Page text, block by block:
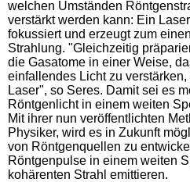
welchen Umständen
verstärkt werden kann: Ein
fokussiert und erzeugt zum
Strahlung. "Gleichzeitig
die Gasatome in einer Weise,
einfallendes Licht zu
Laser", so Seres. Damit sei es
Röntgenlicht in einem weiten
Mit ihrer nun veröffentlichten
Physiker, wird es in Zukunft
von Röntgenquellen zu
Röntgenpulse in einem weiten
kohärenten Strahl emittieren.